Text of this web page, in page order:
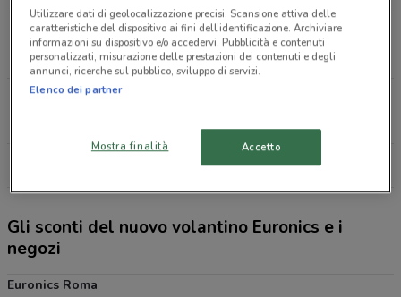
Via Luisa Di Savoia, 12 Roma
3.3 km
APERTO
Via Appia Nuova 448 Roma
Tutti i negozi Euronics
Gli sconti del nuovo volantino Euronics e i
negozi
Euronics Roma
Utilizzare dati di geolocalizzazione precisi. Scansione attiva delle
caratteristiche del dispositivo ai fini dell’identificazione. Archiviare
informazioni su dispositivo e/o accedervi. Pubblicità e contenuti
personalizzati, misurazione delle prestazioni dei contenuti e degli
annunci, ricerche sul pubblico, sviluppo di servizi.
Elenco dei partner
Mostra finalità Accetto